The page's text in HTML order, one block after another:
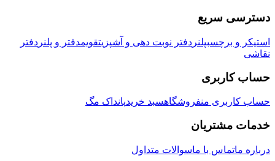
دسترسی سریع
استیکر و برچسبپلنر دفتر نوبت دهی و آشپزیتقویمدفتر و پلنر دفتر
نقاشی
حساب کاربری
حساب کاربری منفروشگاهسبد خریدپانداک مگ
خدمات مشتریان
درباره ماتماس با ماسوالات متداول